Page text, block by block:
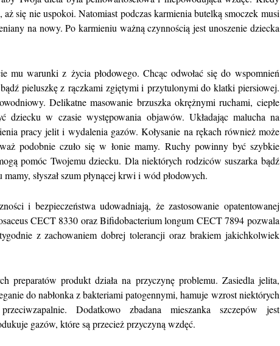
się nie uspokoi. Natomiast podczas karmienia butelką smoczek musi
na nowy. Po karmieniu ważną czynnością jest unoszenie dziecka
mu warunki z życia płodowego. Chcąc odwołać się do wspomnień
pieluszkę z rączkami zgiętymi i przytulonymi do klatki piersiowej.
Delikatne masowanie brzuszka okrężnymi ruchami, ciepłe
dziecku w czasie występowania objawów. Układając malucha na
pracy jelit i wydalenia gazów. Kołysanie na rękach również może
podobnie czuło się w łonie mamy. Ruchy powinny być szybkie
pomóc Twojemu dziecku. Dla niektórych rodziców suszarka bądź
słyszał szum płynącej krwi i wód płodowych.
i bezpieczeństwa udowadniają, że zastosowanie opatentowanej
CECT 8330 oraz Bifidobacterium longum CECT 7894 pozwala
z zachowaniem dobrej tolerancji oraz brakiem jakichkolwiek
preparatów produkt działa na przyczynę problemu. Zasiedla jelita,
do nabłonka z bakteriami patogennymi, hamuje wzrost niektórych
Dodatkowo zbadana mieszanka szczepów jest
gazów, które są przecież przyczyną wzdęć.